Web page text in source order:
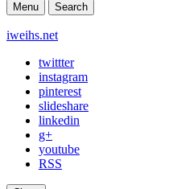
Menu Search
iweihs.net
twittter
instagram
pinterest
slideshare
linkedin
g+
youtube
RSS